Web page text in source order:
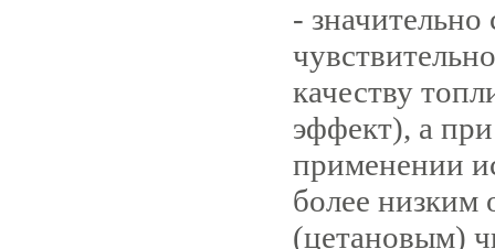
- значительно
качеству
эффект), а
применении
более низким
(цетановым)